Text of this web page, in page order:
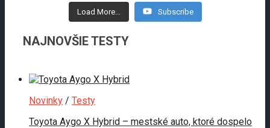
Load More... Subscribe
NAJNOVŠIE TESTY
Novinky / Testy
Toyota Aygo X Hybrid – mestské auto, ktoré dospelo